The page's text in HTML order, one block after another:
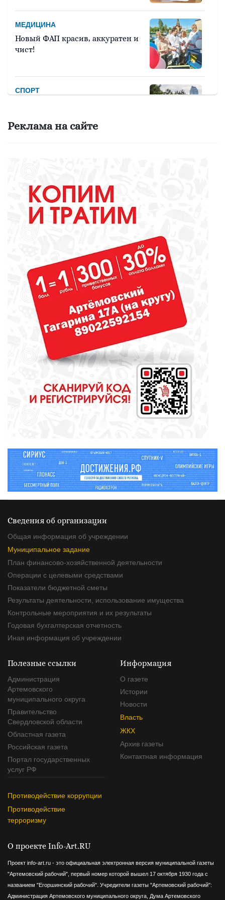
МЕДИЦИНА
Новый ФАП красив, аккуратен и
чист!
СПОРТ
марафоне «Европа – Азия»
библиотекарь? Докажите это
всей стране!
ОБРАЗОВАНИЕ
Сосновоборская школа в финале
конкурса школьных музеев
МЕДИЦИНА
От диеты до режима: все о
питании при грудном
вскармливании
СПОРТ
полицейского
Реклама на сайте
Сведения об организации
Общая информация об учреждении
Муниципальное задание
План финансово-хозяйственной деятельности
Операции с целевыми средствами
Показатели бюджетной сметы
Результаты деятельности, использование имущества
Контрольные мероприятия и их результаты
Годовая бухгалтерская отчетность
Иная информация об учреждении
Полезные ссылки
Администрация
Артемовского
муниципального округа
Правительство
Свердловской области
Областная газета
Российская газета
Портал государственных
услуг РФ
Противодействие коррупции
Противодействие
терроризму
Информация
О газете
Истории
Новости
Власть
ЖКХ
Архив газеты
Контактная информация
О проекте Info-Art.RU
Проект info-art.ru - это официальная электронная версия муниципальной газеты
"Артемовский рабочий", первый номер которой вышел 17 октября 1930 года с
названием "Егоршинский рабочий". Учредители газеты "Артемовский рабочий":
Администрация Артемовского муниципального округа, Дума Артемовского